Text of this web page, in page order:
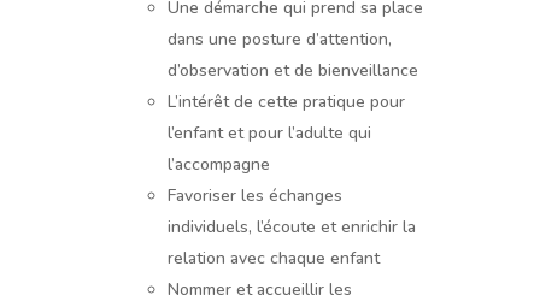
Une démarche qui prend sa place
dans une posture d’attention,
d’observation et de bienveillance
L’intérêt de cette pratique pour
l’enfant et pour l’adulte qui
l’accompagne
Favoriser les échanges
individuels, l’écoute et enrichir la
relation avec chaque enfant
Nommer et accueillir les